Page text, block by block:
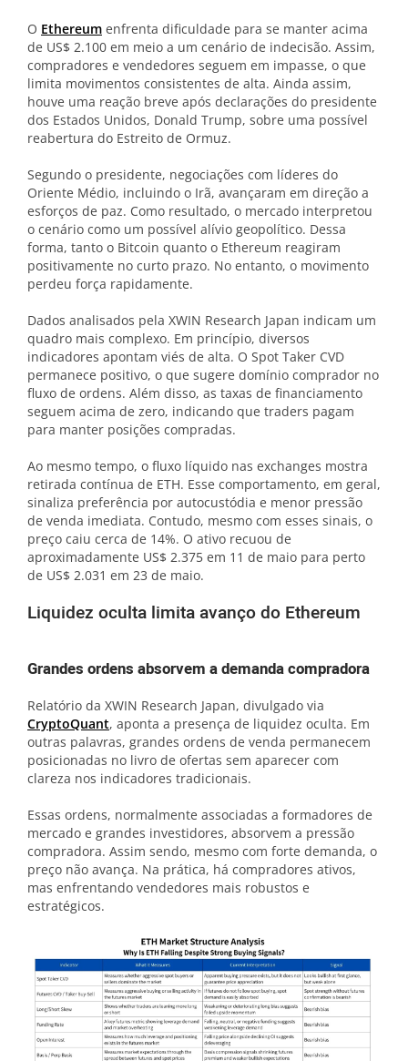
O Ethereum enfrenta dificuldade para se manter acima
de US$ 2.100 em meio a um cenário de indecisão. Assim,
compradores e vendedores seguem em impasse, o que
limita movimentos consistentes de alta. Ainda assim,
houve uma reação breve após declarações do presidente
dos Estados Unidos, Donald Trump, sobre uma possível
reabertura do Estreito de Ormuz.
Segundo o presidente, negociações com líderes do
Oriente Médio, incluindo o Irã, avançaram em direção a
esforços de paz. Como resultado, o mercado interpretou
o cenário como um possível alívio geopolítico. Dessa
forma, tanto o Bitcoin quanto o Ethereum reagiram
positivamente no curto prazo. No entanto, o movimento
perdeu força rapidamente.
Dados analisados pela XWIN Research Japan indicam um
quadro mais complexo. Em princípio, diversos
indicadores apontam viés de alta. O Spot Taker CVD
permanece positivo, o que sugere domínio comprador no
fluxo de ordens. Além disso, as taxas de financiamento
seguem acima de zero, indicando que traders pagam
para manter posições compradas.
Ao mesmo tempo, o fluxo líquido nas exchanges mostra
retirada contínua de ETH. Esse comportamento, em geral,
sinaliza preferência por autocustódia e menor pressão
de venda imediata. Contudo, mesmo com esses sinais, o
preço caiu cerca de 14%. O ativo recuou de
aproximadamente US$ 2.375 em 11 de maio para perto
de US$ 2.031 em 23 de maio.
Liquidez oculta limita avanço do Ethereum
Grandes ordens absorvem a demanda compradora
Relatório da XWIN Research Japan, divulgado via
CryptoQuant, aponta a presença de liquidez oculta. Em
outras palavras, grandes ordens de venda permanecem
posicionadas no livro de ofertas sem aparecer com
clareza nos indicadores tradicionais.
Essas ordens, normalmente associadas a formadores de
mercado e grandes investidores, absorvem a pressão
compradora. Assim sendo, mesmo com forte demanda, o
preço não avança. Na prática, há compradores ativos,
mas enfrentando vendedores mais robustos e
estratégicos.